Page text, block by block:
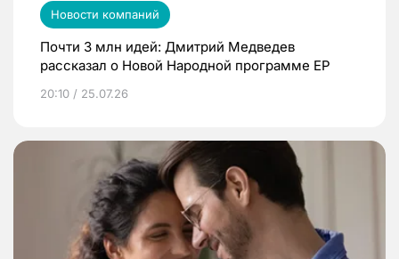
Новости компаний
Почти 3 млн идей: Дмитрий Медведев
рассказал о Новой Народной программе ЕР
20:10 / 25.07.26